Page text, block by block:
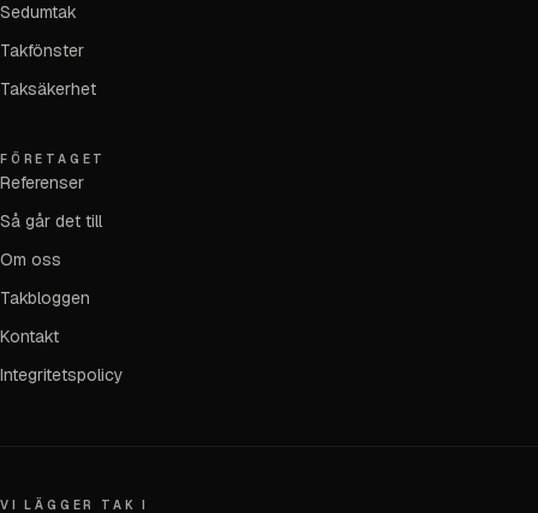
Sedumtak
Takfönster
Taksäkerhet
FÖRETAGET
Referenser
Så går det till
Om oss
Takbloggen
Kontakt
Integritetspolicy
VI LÄGGER TAK I